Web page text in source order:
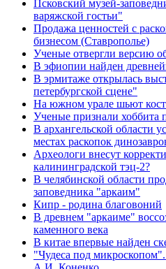
Псковский музей-
варяжской гостьи"
Продажа ценностей с
бизнесом (Ставрополье)
Ученые отвергли версию
В эфиопии найден
В эрмитаже открылась
петербургской сцене"
На южном урале шьют
Ученые признали хоббита
В архангельской области
местах раскопок
Археологи внесут
калининградской тэц-2?
В челябинской области
заповедника "аркаим"
Кипр - родина благовоний
В древнем "аркаиме"
каменного века
В китае впервые найден
"Чудеса под